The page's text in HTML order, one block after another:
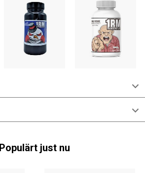
Populärt just nu